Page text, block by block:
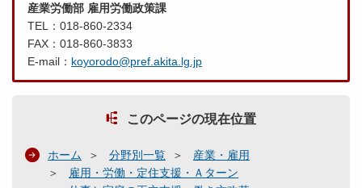
産業労働部 雇用労働政策課
TEL：018-860-2334
FAX：018-860-3833
E-mail： koyorodo@pref.akita.lg.jp
このページの現在位置
ホーム 分野別一覧
産業・雇用
雇用・労働・定住支援・Ａターン